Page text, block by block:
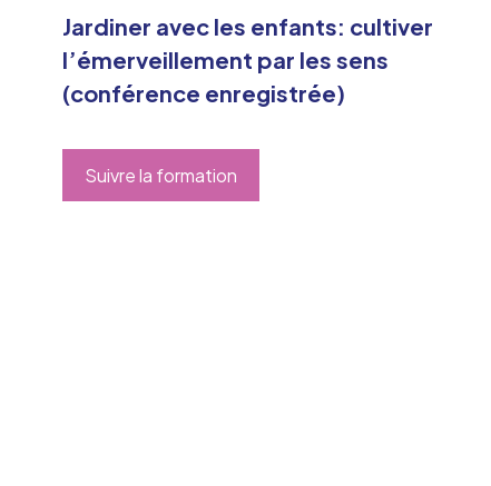
Jardiner avec les enfants: cultiver
l’émerveillement par les sens
(conférence enregistrée)
Suivre la formation